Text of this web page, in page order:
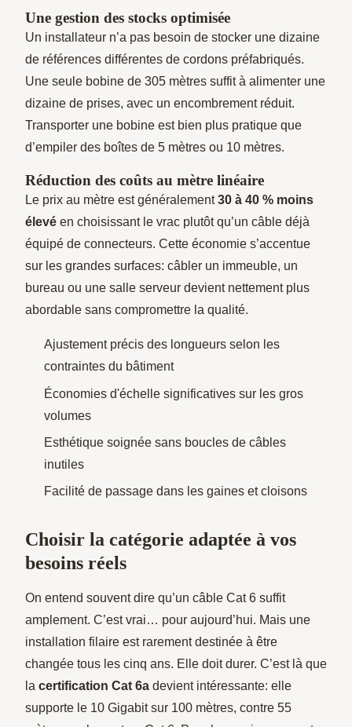
Une gestion des stocks optimisée
Un installateur n’a pas besoin de stocker une dizaine
de références différentes de cordons préfabriqués.
Une seule bobine de 305 mètres suffit à alimenter une
dizaine de prises, avec un encombrement réduit.
Transporter une bobine est bien plus pratique que
d’empiler des boîtes de 5 mètres ou 10 mètres.
Réduction des coûts au mètre linéaire
Le prix au mètre est généralement30 à 40 % moins
élevé en choisissant le vrac plutôt qu’un câble déjà
équipé de connecteurs. Cette économie s’accentue
sur les grandes surfaces: câbler un immeuble, un
bureau ou une salle serveur devient nettement plus
abordable sans compromettre la qualité.
Ajustement précis des longueurs selon les
contraintes du bâtiment
Économies d'échelle significatives sur les gros
volumes
Esthétique soignée sans boucles de câbles
inutiles
Facilité de passage dans les gaines et cloisons
Choisir la catégorie adaptée à vos
besoins réels
On entend souvent dire qu’un câble Cat 6 suffit
amplement. C’est vrai… pour aujourd’hui. Mais une
installation filaire est rarement destinée à être
changée tous les cinq ans. Elle doit durer. C’est là que
la certification Cat 6a devient intéressante: elle
supporte le 10 Gigabit sur 100 mètres, contre 55